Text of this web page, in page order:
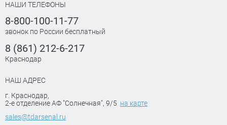
НАШИ ТЕЛЕФОНЫ
8-800-100-11-77
звонок по России бесплатный
8 (861) 212-6-217
Краснодар
НАШ АДРЕС
г. Краснодар,
2-е отделение АФ "Солнечная", 9/5 на карте
sales@tdarsenal.ru